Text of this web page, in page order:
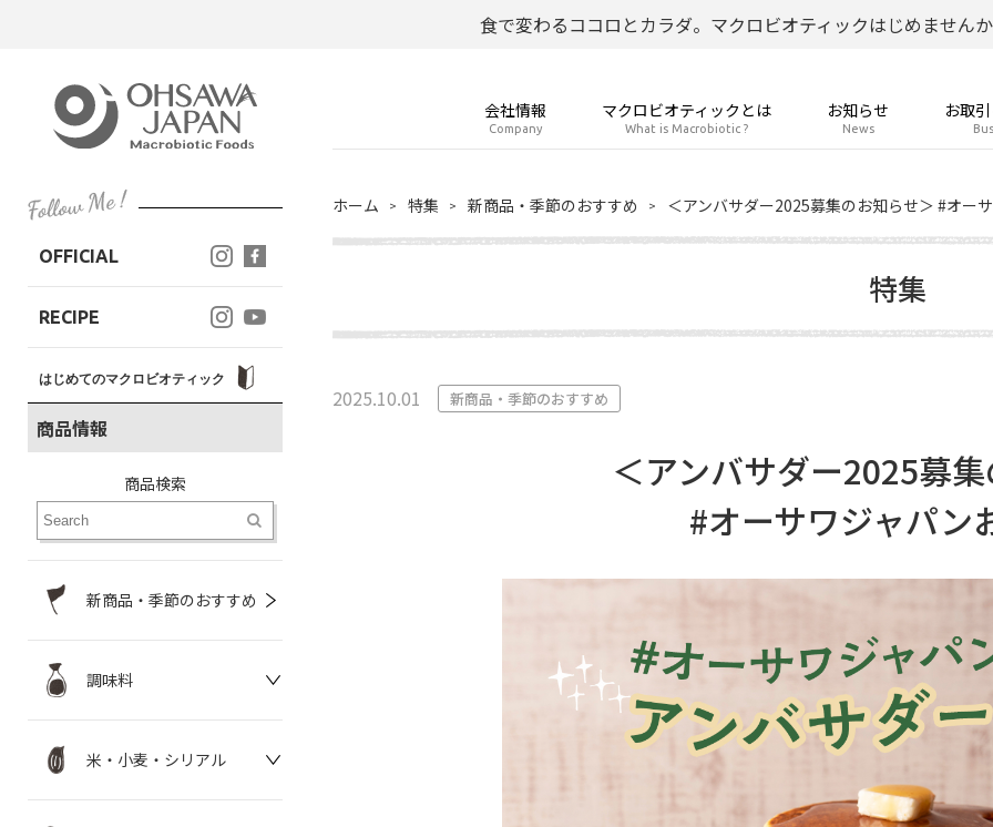
食で変わるココロとカラダ。マクロビオティックはじめません
会社情報
Company
マクロビオティックとは
What is Macrobiotic ?
お知らせ
News
お取
OFFICIAL
RECIPE
はじめてのマクロビオティック
商品情報
商品検索
新商品・季節のおすすめ
調味料
米・小麦・シリアル
ホーム 特集 新商品・季節のおすすめ ＜アンバサダー2025募集のお知らせ＞ #オー
特集
2025.10.01 新商品・季節のおすすめ
＜アンバサダー2025募
#オーサワジャパン